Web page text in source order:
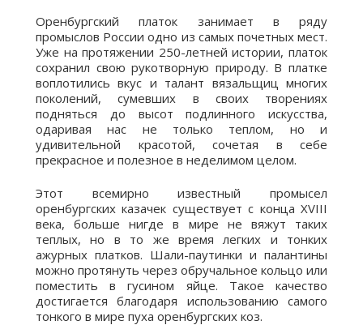
Оренбургский платок занимает в ряду
промыслов России одно из самых почетных мест.
Уже на протяжении 250-летней истории, платок
сохранил свою рукотворную природу. В платке
воплотились вкус и талант вязальщиц многих
поколений, сумевших в своих творениях
подняться до высот подлинного искусства,
одаривая нас не только теплом, но и
удивительной красотой, сочетая в себе
прекрасное и полезное в неделимом целом.
Этот всемирно известный промысел
оренбургских казачек существует с конца XVIII
века, больше нигде в мире не вяжут таких
теплых, но в то же время легких и тонких
ажурных платков. Шали-паутинки и палантины
можно протянуть через обручальное кольцо или
поместить в гусином яйце. Такое качество
достигается благодаря использованию самого
тонкого в мире пуха оренбургских коз.